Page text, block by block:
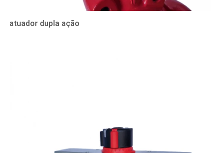
atuador dupla ação